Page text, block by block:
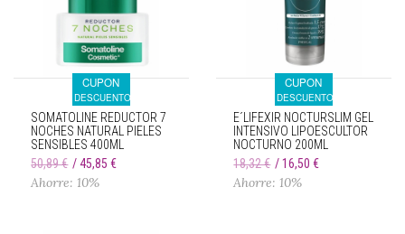
CUPON
DESCUENTO
SOMATOLINE REDUCTOR 7
NOCHES NATURAL PIELES
SENSIBLES 400ML
50,89 €
45,85 €
Ahorre: 10%
CUPON
DESCUENTO
E´LIFEXIR NOCTURSLIM GEL
INTENSIVO LIPOESCULTOR
NOCTURNO 200ML
18,32 €
16,50 €
Ahorre: 10%